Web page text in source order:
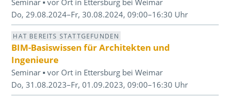
Do, 29.08.2024–Fr, 30.08.2024, 09:00–16:30 Uhr
HAT BEREITS STATTGEFUNDEN
BIM-Basiswissen für Architekten und
Ingenieure
Seminar ▪ vor Ort in Ettersburg bei Weimar
Do, 31.08.2023–Fr, 01.09.2023, 09:00–16:30 Uhr